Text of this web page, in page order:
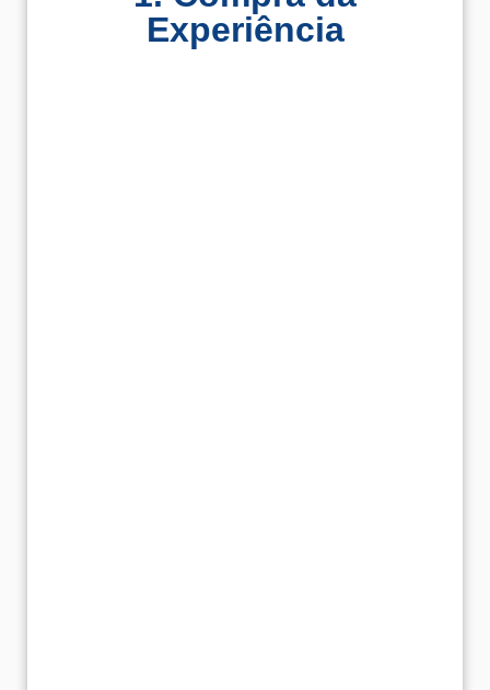
Experiência​
o pacote que mais se adapta às suas
necessidades. Depois de confirmado o pagamento
está tudo pronto para passar para a fase seguinte!